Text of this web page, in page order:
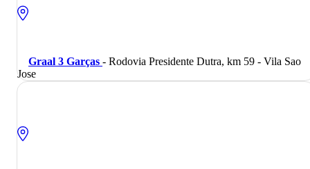
Graal 3 Garças - Rodovia Presidente Dutra, km 59 - Vila Sao
Jose